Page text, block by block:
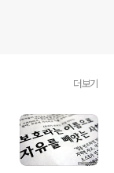
더보기